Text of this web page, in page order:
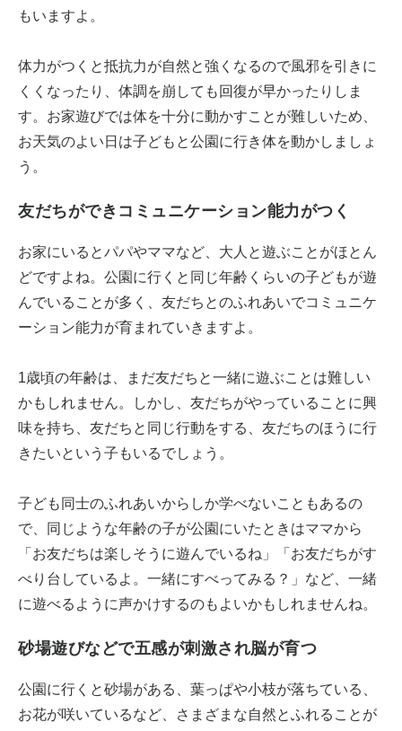
もいますよ。
体力がつくと抵抗力が自然と強くなるので風邪を引きに
くくなったり、体調を崩しても回復が早かったりしま
す。お家遊びでは体を十分に動かすことが難しいため、
お天気のよい日は子どもと公園に行き体を動かしましょ
う。
友だちができコミュニケーション能力がつく
お家にいるとパパやママなど、大人と遊ぶことがほとん
どですよね。公園に行くと同じ年齢くらいの子どもが遊
んでいることが多く、友だちとのふれあいでコミュニケ
ーション能力が育まれていきますよ。
1歳頃の年齢は、まだ友だちと一緒に遊ぶことは難しい
かもしれません。しかし、友だちがやっていることに興
味を持ち、友だちと同じ行動をする、友だちのほうに行
きたいという子もいるでしょう。
子ども同士のふれあいからしか学べないこともあるの
で、同じような年齢の子が公園にいたときはママから
「お友だちは楽しそうに遊んでいるね」「お友だちがす
べり台しているよ。一緒にすべってみる？」など、一緒
に遊べるように声かけするのもよいかもしれませんね。
砂場遊びなどで五感が刺激され脳が育つ
公園に行くと砂場がある、葉っぱや小枝が落ちている、
お花が咲いているなど、さまざまな自然とふれることが